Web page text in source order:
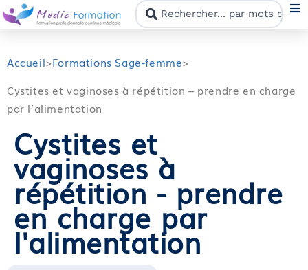
Accueil>Formations Sage-femme>
Cystites et vaginoses à répétition – prendre en charge
par l’alimentation
Cystites et
vaginoses à
répétition - prendre
en charge par
l'alimentation